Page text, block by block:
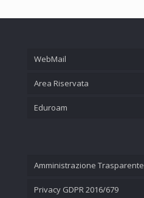
WebMail
Area Riservata
Eduroam
Amministrazione Trasparente
Privacy GDPR 2016/679